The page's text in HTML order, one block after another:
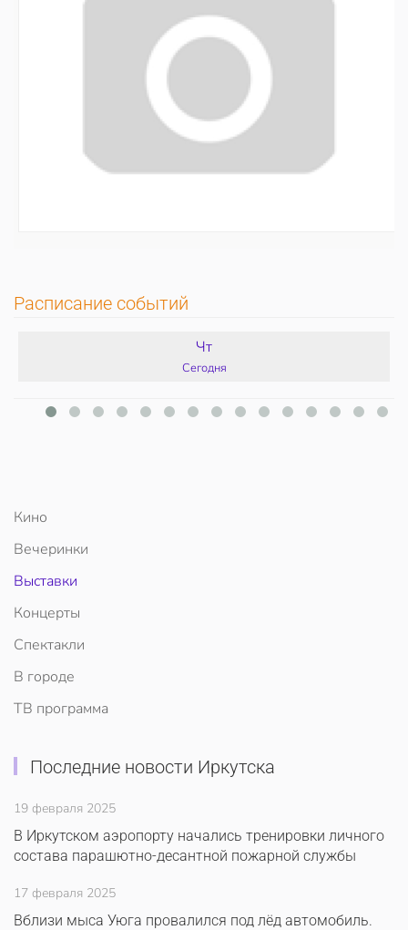
Расписание событий
Чт
Сегодня
Кино
Вечеринки
Выставки
Концерты
Спектакли
В городе
ТВ программа
Последние новости Иркутска
19 февраля 2025
В Иркутском аэропорту начались тренировки личного
состава парашютно-десантной пожарной службы
17 февраля 2025
Вблизи мыса Уюга провалился под лёд автомобиль.